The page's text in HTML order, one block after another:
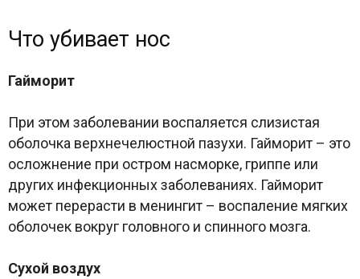
Что убивает нос
Гайморит
При этом заболевании воспаляется слизистая
оболочка верхнечелюстной пазухи. Гайморит – это
осложнение при остром насморке, гриппе или
других инфекционных заболеваниях. Гайморит
может перерасти в менингит – воспаление мягких
оболочек вокруг головного и спинного мозга.
Сухой воздух